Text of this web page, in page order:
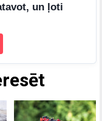
un ļoti